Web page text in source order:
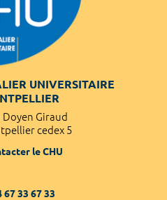
UNIVERSITAIRE
Doyen Giraud
cedex 5
le CHU
67 33 67 33